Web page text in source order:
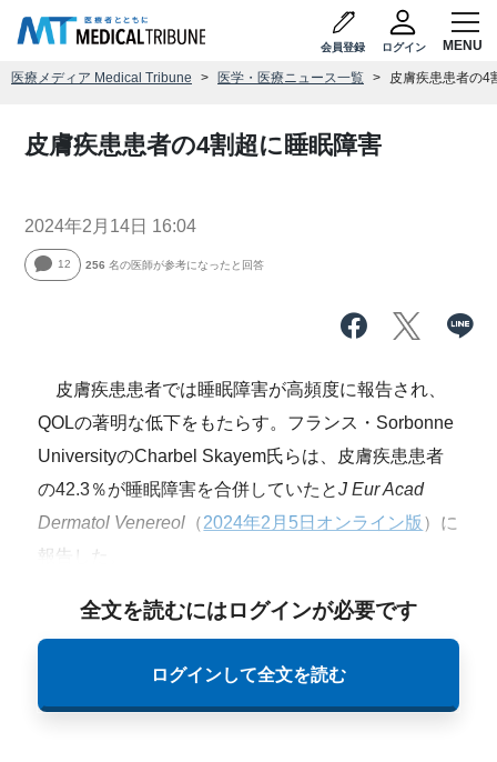
会員登録 ログイン
医療メディア Medical Tribune 医学・医療ニュース一覧 皮膚疾患患者の4
皮膚疾患患者の4割超に睡眠障害
2024年2月14日 16:04
12 256 名の医師が参考になったと回答
皮膚疾患患者では睡眠障害が高頻度に報告され、
QOLの著明な低下をもたらす。フランス・Sorbonne
UniversityのCharbel Skayem氏らは、皮膚疾患患者
の42.3％が睡眠障害を合併していたとJ Eur Acad
Dermatol Venereol （2024年2月5日オンライン版 ）に
報告した。
全文を読むにはログインが必要です
ログインして全文を読む